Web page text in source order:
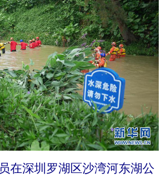
在深圳罗湖区沙湾河东湖公